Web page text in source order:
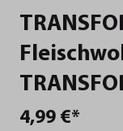
4,99 €*